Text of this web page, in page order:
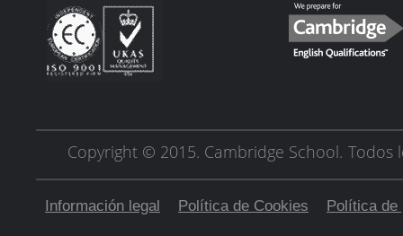
Copyright © 2015. Cambridge School. Todos
Información legal Política de Cookies Política de